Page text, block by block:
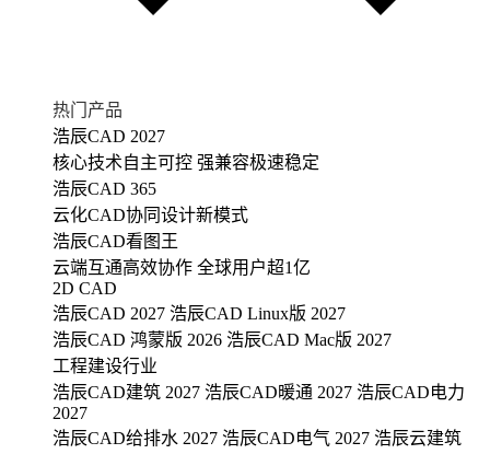
热门产品
浩辰CAD 2027
核心技术自主可控 强兼容极速稳定
浩辰CAD 365
云化CAD协同设计新模式
浩辰CAD看图王
云端互通高效协作 全球用户超1亿
2D CAD
浩辰CAD 2027 浩辰CAD Linux版 2027
浩辰CAD 鸿蒙版 2026 浩辰CAD Mac版 2027
工程建设行业
浩辰CAD建筑 2027 浩辰CAD暖通 2027 浩辰CAD电力
2027
浩辰CAD给排水 2027 浩辰CAD电气 2027 浩辰云建筑